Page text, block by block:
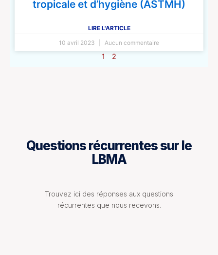
tropicale et d’hygiène (ASTMH)
LIRE L'ARTICLE
10 avril 2023
Aucun commentaire
1 2
Questions récurrentes sur le
LBMA
Trouvez ici des réponses aux questions
récurrentes que nous recevons.